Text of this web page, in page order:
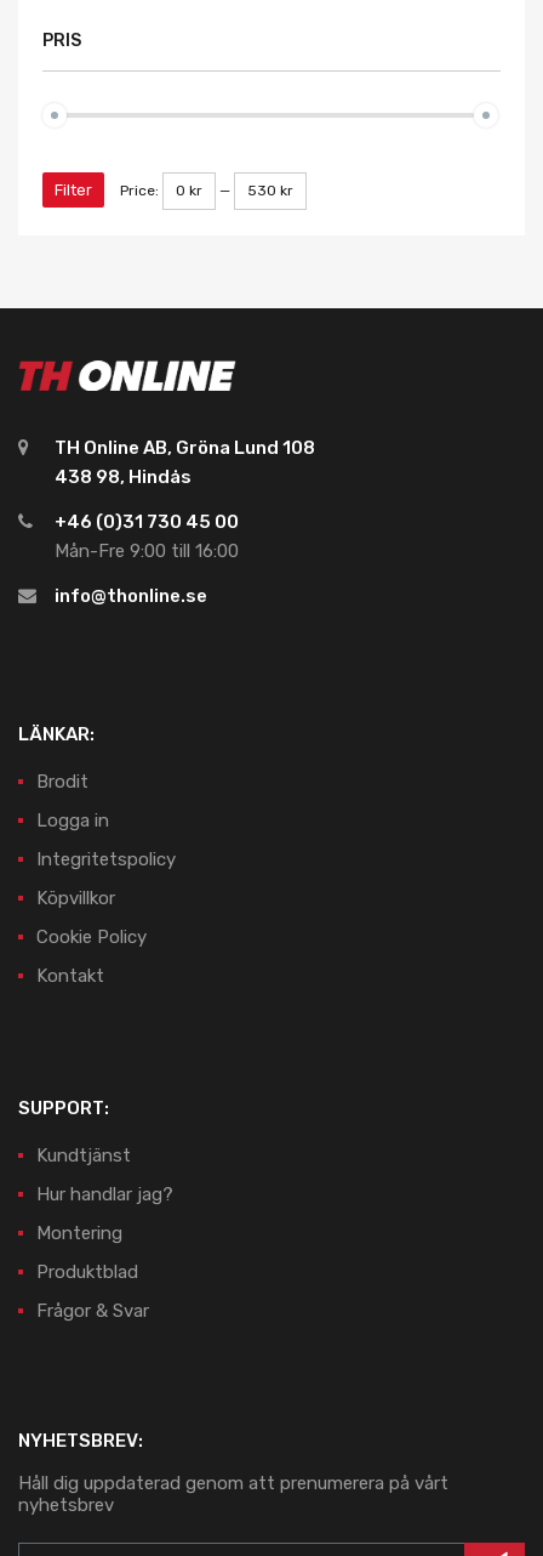
PRIS
Filter Price: 0 kr — 530 kr
TH Online AB, Gröna Lund 108
438 98, Hindås
+46 (0)31 730 45 00
Mån-Fre 9:00 till 16:00
info@thonline.se
LÄNKAR:
Brodit
Logga in
Integritetspolicy
Köpvillkor
Cookie Policy
Kontakt
SUPPORT:
Kundtjänst
Hur handlar jag?
Montering
Produktblad
Frågor & Svar
NYHETSBREV:
Håll dig uppdaterad genom att prenumerera på vårt
nyhetsbrev